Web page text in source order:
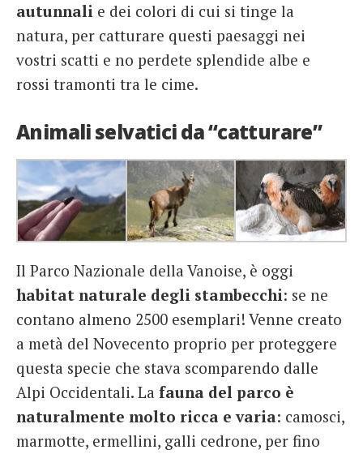
autunnali e dei colori di cui si tinge la
natura, per catturare questi paesaggi nei
vostri scatti e no perdete splendide albe e
rossi tramonti tra le cime.
Animali selvatici da “catturare”
Il Parco Nazionale della Vanoise, è oggi
habitat naturale degli stambecchi: se ne
contano almeno 2500 esemplari! Venne creato
a metà del Novecento proprio per proteggere
questa specie che stava scomparendo dalle
Alpi Occidentali. La fauna del parco è
naturalmente molto ricca e varia: camosci,
marmotte, ermellini, galli cedrone, per fino